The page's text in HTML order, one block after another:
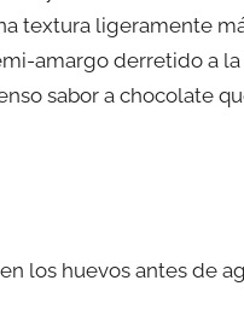
textura ligeramente
amargo derretido a
sabor a chocolate
los huevos antes de